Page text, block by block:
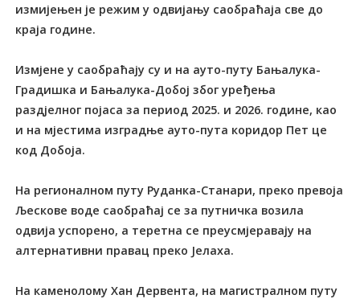
измијењен је режим у одвијању саобраћаја све до
краја године.
Измјене у саобраћају су и на ауто-путу Бањалука-
Градишка и Бањалука-Добој због уређења
раздјелног појаса за период 2025. и 2026. године, као
и на мјестима изградње ауто-пута коридор Пет це
код Добоја.
На регионалном путу Руданка-Станари, преко превоја
Љескове воде саобраћај се за путничка возила
одвија успорено, а теретна се преусмјеравају на
алтернативни правац преко Јелаха.
На каменолому Хан Дервента, на магистралном путу